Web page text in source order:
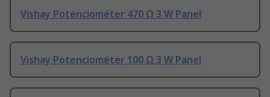
Vishay Potenciométer 470 Ω 3 W Panel
Vishay Potenciométer 100 Ω 3 W Panel